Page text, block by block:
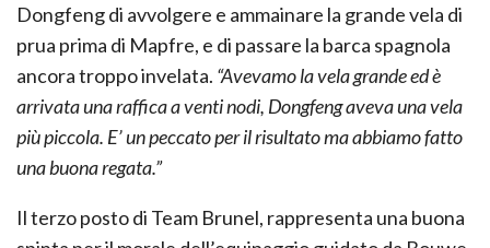
Dongfeng di avvolgere e ammainare la grande vela di
prua prima di Mapfre, e di passare la barca spagnola
ancora troppo invelata. “Avevamo la vela grande ed è
arrivata una raffica a venti nodi, Dongfeng aveva una vela
più piccola. E’ un peccato per il risultato ma abbiamo fatto
una buona regata.”
Il terzo posto di Team Brunel, rappresenta una buona